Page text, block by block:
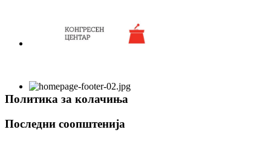
Политика за колачиња
Последни соопштенија